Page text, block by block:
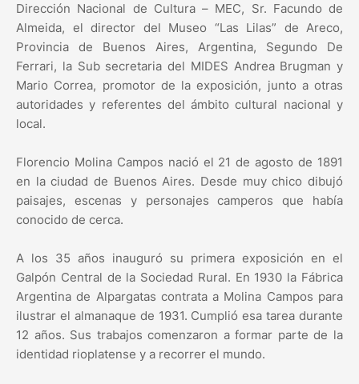
Dirección Nacional de Cultura – MEC, Sr. Facundo de
Almeida, el director del Museo “Las Lilas” de Areco,
Provincia de Buenos Aires, Argentina, Segundo De
Ferrari, la Sub secretaria del MIDES Andrea Brugman y
Mario Correa, promotor de la exposición, junto a otras
autoridades y referentes del ámbito cultural nacional y
local.
Florencio Molina Campos nació el 21 de agosto de 1891
en la ciudad de Buenos Aires. Desde muy chico dibujó
paisajes, escenas y personajes camperos que había
conocido de cerca.
A los 35 años inauguró su primera exposición en el
Galpón Central de la Sociedad Rural. En 1930 la Fábrica
Argentina de Alpargatas contrata a Molina Campos para
ilustrar el almanaque de 1931. Cumplió esa tarea durante
12 años. Sus trabajos comenzaron a formar parte de la
identidad rioplatense y a recorrer el mundo.